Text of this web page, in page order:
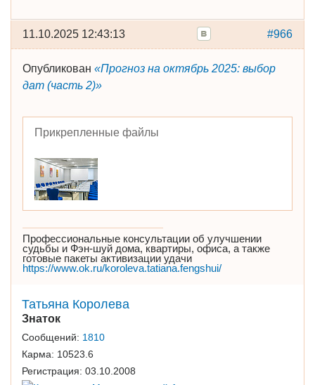
#966
11.10.2025 12:43:13
Опубликован «Прогноз на октябрь 2025: выбор
дат (часть 2)»
Прикрепленные файлы
Профессиональные консультации об улучшении
судьбы и Фэн-шуй дома, квартиры, офиса, а также
готовые пакеты активизации удачи
https://www.ok.ru/koroleva.tatiana.fengshui/
Татьяна Королева
Знаток
Сообщений: 1810
Карма: 10523.6
Регистрация: 03.10.2008